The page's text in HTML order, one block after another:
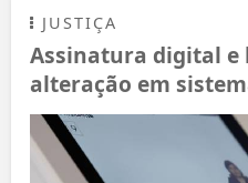
JUSTIÇA
Assinatura digital e
alteração em